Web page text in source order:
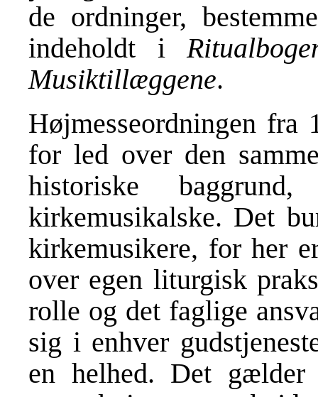
de ordninger,
indeholdt i
Musiktillæggene.
Højmesseordningen fra
for led over den
historiske
kirkemusikalske. Det
kirkemusikere, for her
over egen liturgisk
rolle og det faglige
sig i enhver
en helhed. Det